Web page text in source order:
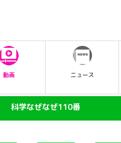
動画 ニュース
科学なぜなぜ110番